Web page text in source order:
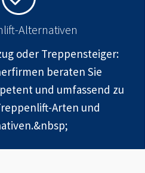
Alternativen
oder Treppensteiger:
beraten Sie
und umfassend zu
Arten und